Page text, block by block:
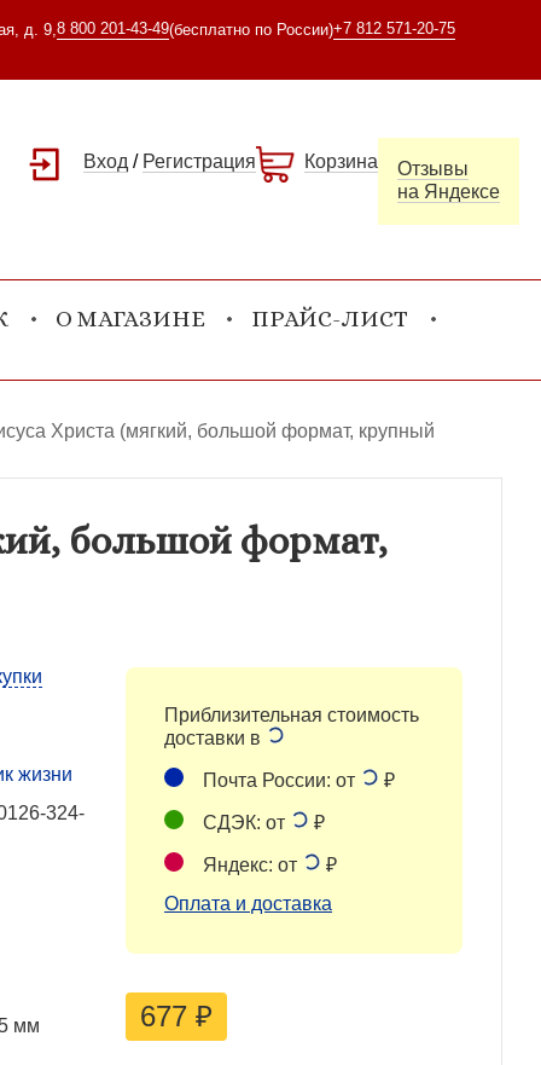
д. 9, 8 800 201-43-49(бесплатно по России)+7 812 571-20-75
Вход / Регистрация Корзина
Отзывы
на Яндексе
О МАГАЗИНЕ ПРАЙС-ЛИСТ
Христа (мягкий, большой формат, крупный
большой формат,
жизни
324-
мм
Приблизительная стоимость
доставки в
Почта России: от ₽
СДЭК: от ₽
Яндекс: от
₽
Оплата и доставка
677 ₽